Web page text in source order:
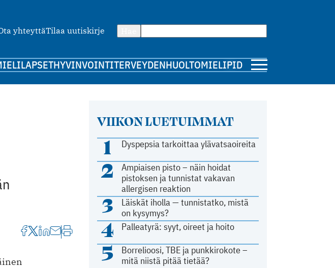
yhteyttäTilaa uutiskirje
LAPSETHYVINVOINTITERVEYDENHUOLTOMIELIPIDE
VIIKON LUETUIMMAT
1 Dyspepsia tarkoittaa ylävatsaoireita
2
Ampiaisen pisto – näin hoidat
pistoksen ja tunnistat vakavan
allergisen reaktion
3
Läiskät iholla — tunnistatko, mistä
on kysymys?
4 Palleatyrä: syyt, oireet ja hoito
5
Borrelioosi, TBE ja punkkirokote –
mitä niistä pitää tietää?